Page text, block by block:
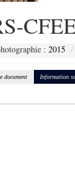
: 2015
document Information